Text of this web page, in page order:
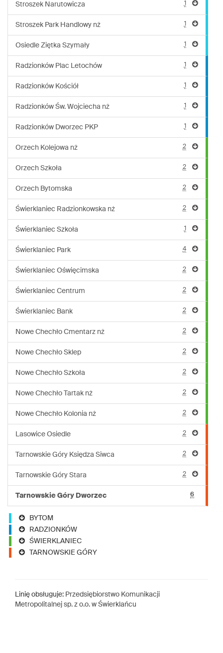
Stroszek Narutowicza 1
Stroszek Park Handlowy nż 1
Osiedle Ziętka Szymały 1
Radzionków Plac Letochów 1
Radzionków Kościół 1
Radzionków Św. Wojciecha nż 1
Radzionków Dworzec PKP 1
Orzech Kolejowa nż 2
Orzech Szkoła 2
Orzech Bytomska 2
Świerklaniec Radzionkowska nż 2
Świerklaniec Szkoła 1
Świerklaniec Park 4
Świerklaniec Oświęcimska 2
Świerklaniec Centrum 2
Świerklaniec Bank 2
Nowe Chechło Cmentarz nż 2
Nowe Chechło Sklep 2
Nowe Chechło Szkoła 2
Nowe Chechło Tartak nż 2
Nowe Chechło Kolonia nż 2
Lasowice Osiedle 2
Tarnowskie Góry Księdza Siwca 2
Tarnowskie Góry Stara 2
Tarnowskie Góry Dworzec 6
BYTOM
RADZIONKÓW
ŚWIERKLANIEC
TARNOWSKIE GÓRY
Linię obsługuje: Przedsiębiorstwo Komunikacji
Metropolitalnej sp. z o.o. w Świerklańcu